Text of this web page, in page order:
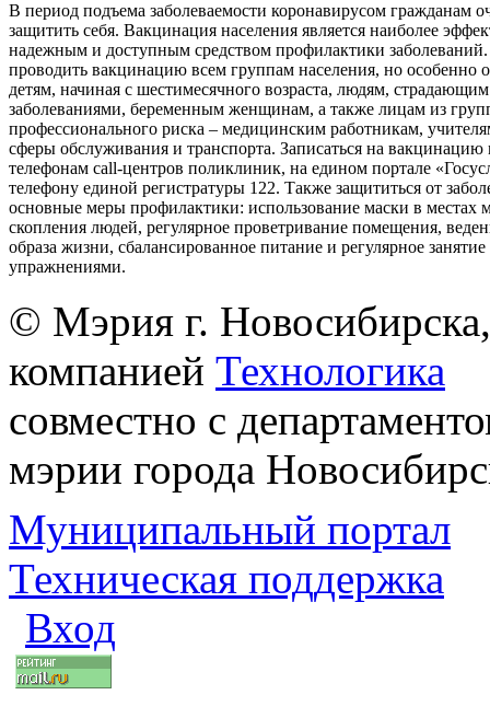
В период подъема заболеваемости коронавирусом гражданам
защитить себя. Вакцинация населения является наиболее
надежным и доступным средством профилактики заболеваний.
проводить вакцинацию всем группам населения, но особенно
детям, начиная с шестимесячного возраста, людям,
заболеваниями, беременным женщинам, а также лицам из
профессионального риска – медицинским работникам,
сферы обслуживания и транспорта. Записаться на
телефонам call-центров поликлиник, на едином портале
телефону единой регистратуры 122. Также защититься от
основные меры профилактики: использование маски в местах
скопления людей, регулярное проветривание помещения,
образа жизни, сбалансированное питание и регулярное
упражнениями.
© Мэрия г.
компанией Технологика
совместно с
мэрии города
Муниципальный портал
Техническая поддержка
Вход